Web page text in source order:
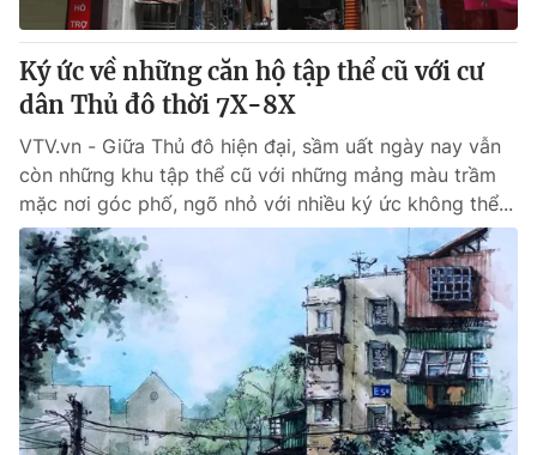
Ký ức về những căn hộ tập thể cũ với cư
dân Thủ đô thời 7X-8X
VTV.vn - Giữa Thủ đô hiện đại, sầm uất ngày nay vẫn
còn những khu tập thể cũ với những mảng màu trầm
mặc nơi góc phố, ngõ nhỏ với nhiều ký ức không thể...